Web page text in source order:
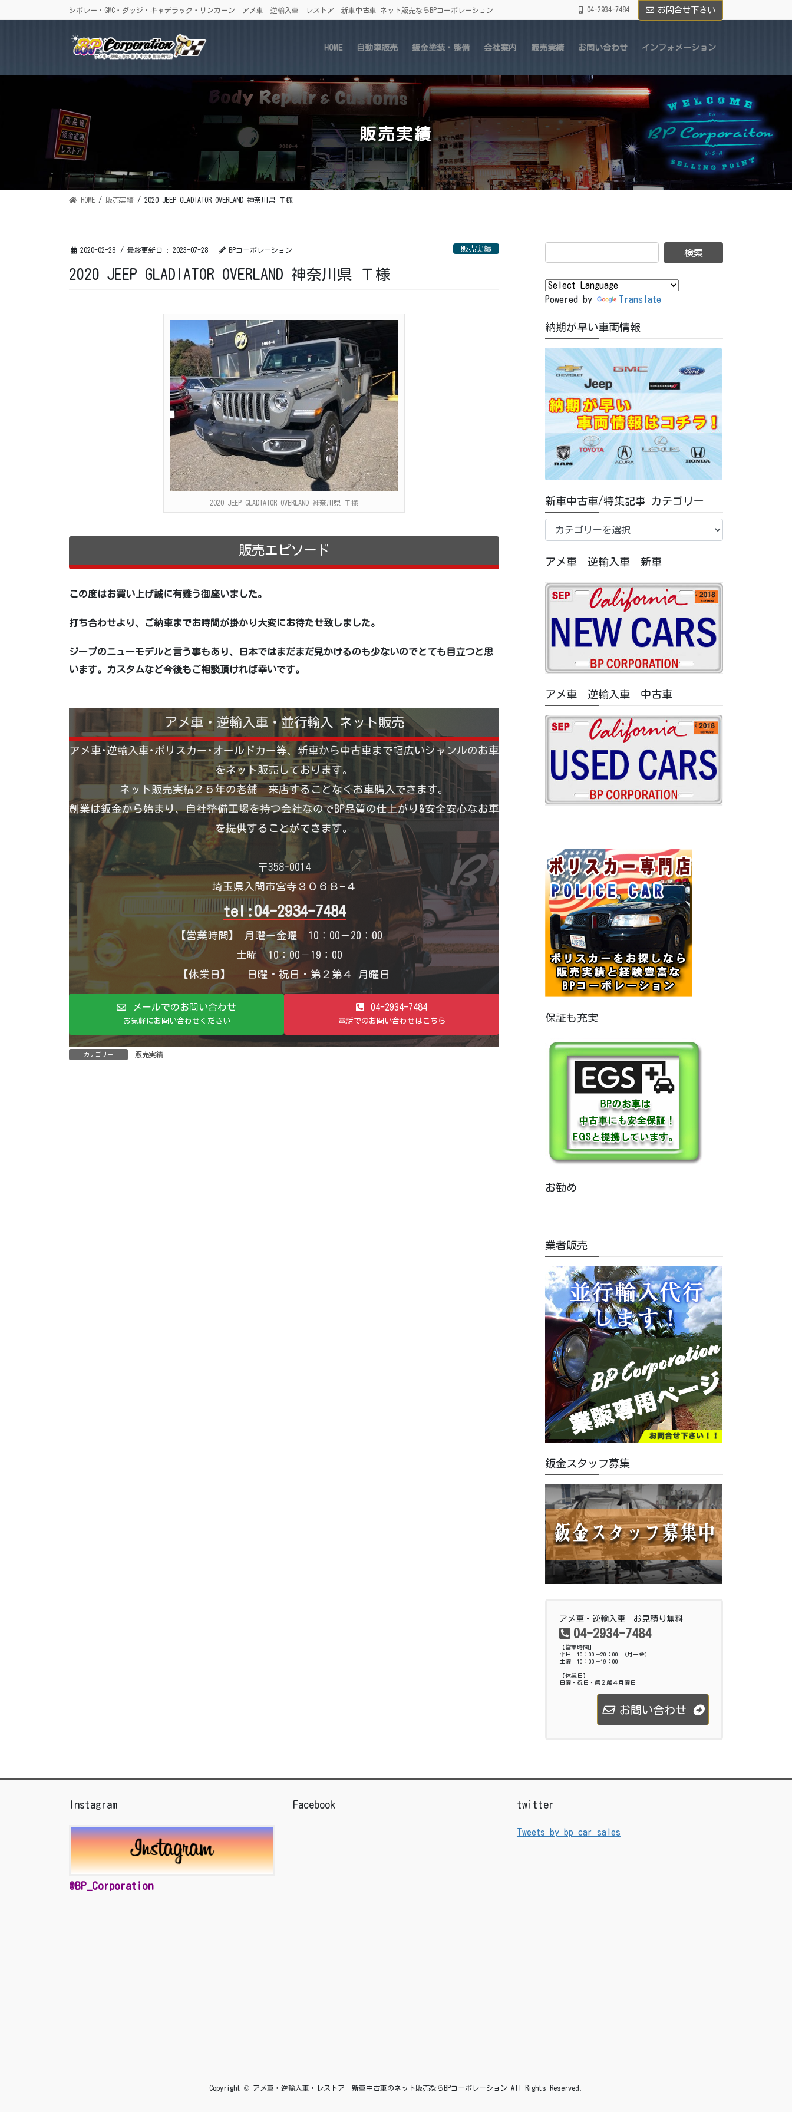
ン
に
ビ
ョ
シボレー・GMC・ダッジ・キャデラック・リンカーン アメ車 逆輸入車 レストア 新車中古車 ネット販売ならBPコーポレーション 04-2934-7484 お問合せ下さい
HOME 自動車販売 鈑金塗装・整備 会社案内 販売実績 お問い合わせ インフォメーション
販売実績
HOME 販売実績 2020 JEEP GLADIATOR OVERLAND 神奈川県 Ｔ様
2020-02-28 / 最終更新日 : 2023-07-28 BPコーポレーション 販売実績
2020 JEEP GLADIATOR OVERLAND 神奈川県 Ｔ様
2020 JEEP GLADIATOR OVERLAND 神奈川県 Ｔ様
販売エピソード
この度はお買い上げ誠に有難う御座いました。
打ち合わせより、ご納車までお時間が掛かり大変にお待たせ致しました。
ジープのニューモデルと言う事もあり、
日本ではまだまだ見かけるのも少ないのでとても目立つと思
います。
カスタムなど今後もご相談頂ければ幸いです。
アメ車・逆輸入車・並行輸入 ネット販売
アメ車･逆輸入車･ポリスカー･オールドカー等、新車から中古車まで幅広いジャンルのお車
をネット販売しております。
ネット販売実績２５年の老舗 来店することなくお車購入できます。
創業は鈑金から始まり、自社整備工場を持つ会社なのでBP品質の仕上がり&安全安心なお車
を提供することができます。
〒358-0014
埼玉県入間市宮寺３０６８−４
tel:04-2934-7484
【営業時間】 月曜ー金曜 10：00－20：00
土曜 10：00－19：00
【休業日】 日曜・祝日・第２第４ 月曜日
メールでのお問い合わせ
お気軽にお問い合わせください
04-2934-7484
電話でのお問い合わせはこちら
カテゴリー 販売実績
Powered by Translate
納期が早い車両情報
新車中古車/特集記事 カテゴリー
車
古
車/
特
リ
ー
アメ車 逆輸入車 新車
アメ車 逆輸入車 中古車
保証も充実
お勧め
業者販売
鈑金スタッフ募集
アメ車・逆輸入車 お見積り無料
04-2934-7484
【営業時間】
平日 10：00－20：00 （月ー金）
土曜 10：00－19：00
【休業日】
日曜・祝日・第２第４月曜日
お問い合わせ
Instagram
@BP_Corporation
Facebook twitter
Tweets by bp_car_sales
Copyright © アメ車・逆輸入車・レストア 新車中古車のネット販売ならBPコーポレーション All Rights Reserved.